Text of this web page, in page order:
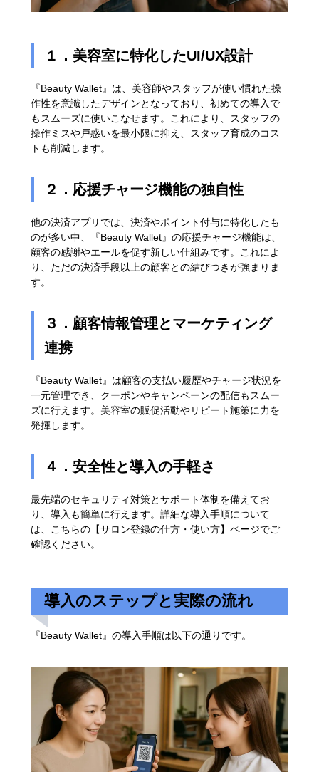
１．美容室に特化したUI/UX設計
『Beauty Wallet』は、美容師やスタッフが使い慣れた操
作性を意識したデザインとなっており、初めての導入で
もスムーズに使いこなせます。これにより、スタッフの
操作ミスや戸惑いを最小限に抑え、スタッフ育成のコス
トも削減します。
２．応援チャージ機能の独自性
他の決済アプリでは、決済やポイント付与に特化したも
のが多い中、『Beauty Wallet』の応援チャージ機能は、
顧客の感謝やエールを促す新しい仕組みです。これによ
り、ただの決済手段以上の顧客との結びつきが強まりま
す。
３．顧客情報管理とマーケティング
連携
『Beauty Wallet』は顧客の支払い履歴やチャージ状況を
一元管理でき、クーポンやキャンペーンの配信もスムー
ズに行えます。美容室の販促活動やリピート施策に力を
発揮します。
４．安全性と導入の手軽さ
最先端のセキュリティ対策とサポート体制を備えてお
り、導入も簡単に行えます。詳細な導入手順について
は、こちらの【サロン登録の仕方・使い方】ページでご
確認ください。
導入のステップと実際の流れ
『Beauty Wallet』の導入手順は以下の通りです。